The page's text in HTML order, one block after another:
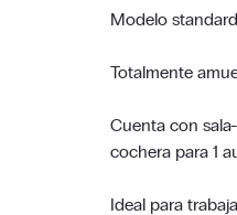
Modelo
Totalmente
Cuenta con
cochera para 1
Ideal para